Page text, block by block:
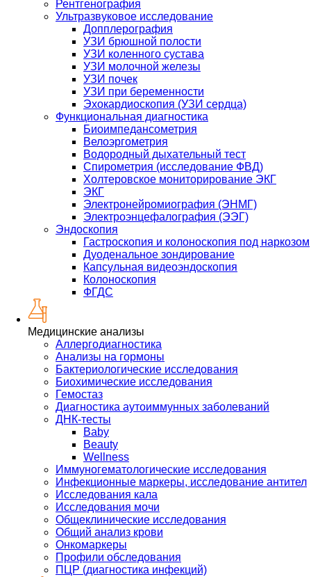
Рентгенография
Ультразвуковое исследование
Допплерография
УЗИ брюшной полости
УЗИ коленного сустава
УЗИ молочной железы
УЗИ почек
УЗИ при беременности
Эхокардиоскопия (УЗИ сердца)
Функциональная диагностика
Биоимпедансометрия
Велоэргометрия
Водородный дыхательный тест
Спирометрия (исследование ФВД)
Холтеровское мониторирование ЭКГ
ЭКГ
Электронейромиография (ЭНМГ)
Электроэнцефалография (ЭЭГ)
Эндоскопия
Гастроскопия и колоноскопия под наркозом
Дуоденальное зондирование
Капсульная видеоэндоскопия
Колоноскопия
ФГДС
Медицинские анализы
Аллергодиагностика
Анализы на гормоны
Бактериологические исследования
Биохимические исследования
Гемостаз
Диагностика аутоиммунных заболеваний
ДНК-тесты
Baby
Beauty
Wellness
Иммуногематологические исследования
Инфекционные маркеры, исследование антител
Исследования кала
Исследования мочи
Общеклинические исследования
Общий анализ крови
Онкомаркеры
Профили обследования
ПЦР (диагностика инфекций)